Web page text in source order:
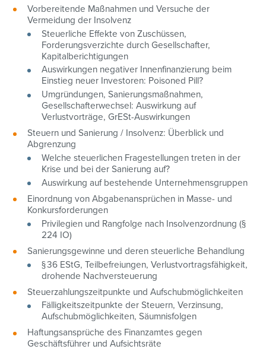
Vorbereitende Maßnahmen und Versuche der
Vermeidung der Insolvenz
Steuerliche Effekte von Zuschüssen,
Forderungsverzichte durch Gesellschafter,
Kapitalberichtigungen
Auswirkungen negativer Innenfinanzierung beim
Einstieg neuer Investoren: Poisoned Pill?
Umgründungen, Sanierungsmaßnahmen,
Gesellschafterwechsel: Auswirkung auf
Verlustvorträge, GrESt-Auswirkungen
Steuern und Sanierung / Insolvenz: Überblick und
Abgrenzung
Welche steuerlichen Fragestellungen treten in der
Krise und bei der Sanierung auf?
Auswirkung auf bestehende Unternehmensgruppen
Einordnung von Abgabenansprüchen in Masse- und
Konkursforderungen
Privilegien und Rangfolge nach Insolvenzordnung (§
224 IO)
Sanierungsgewinne und deren steuerliche Behandlung
§ 36 EStG, Teilbefreiungen, Verlustvortragsfähigkeit,
drohende Nachversteuerung
Steuerzahlungszeitpunkte und Aufschubmöglichkeiten
Fälligkeitszeitpunkte der Steuern, Verzinsung,
Aufschubmöglichkeiten, Säumnisfolgen
Haftungsansprüche des Finanzamtes gegen
Geschäftsführer und Aufsichtsräte